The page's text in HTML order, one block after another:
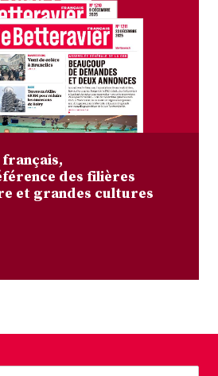
des filières
et grandes cultures